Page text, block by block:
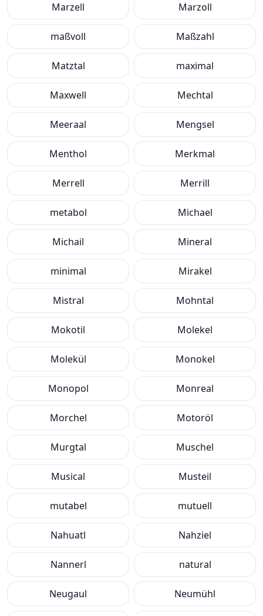
Marzell Marzoll
maßvoll Maßzahl
Matztal maximal
Maxwell Mechtal
Meeraal Mengsel
Menthol Merkmal
Merrell Merrill
metabol Michael
Michail Mineral
minimal Mirakel
Mistral Mohntal
Mokotil Molekel
Molekül Monokel
Monopol Monreal
Morchel Motoröl
Murgtal Muschel
Musical Musteil
mutabel mutuell
Nahuatl Nahziel
Nannerl natural
Neugaul Neumühl